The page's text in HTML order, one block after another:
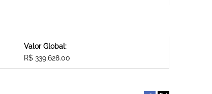
Valor Global:
R$ 339,628.00